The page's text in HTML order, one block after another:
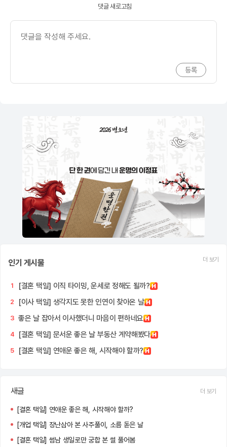
댓글 새로고침
인기 게시물 더 보기
1 [결혼 택일] 이직 타이밍, 운세로 정해도 될까?
2 [이사 택일] 생각지도 못한 인연이 찾아온 날
3 좋은 날 잡아서 이사했더니 마음이 편하네요
4 [결혼 택일] 문서운 좋은 날 부동산 계약해봤다
5 [결혼 택일] 연애운 좋은 해, 시작해야 할까?
새글 더 보기
[결혼 택일] 연애운 좋은 해, 시작해야 할까?
[개업 택일] 장난삼아 본 사주풀이, 소름 돋은 날
[결혼 택일] 썸남 생일로만 궁합 본 썰 풀어봄